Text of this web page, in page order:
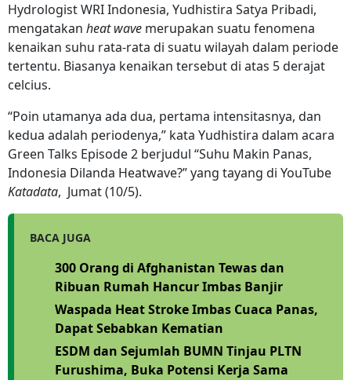
Hydrologist WRI Indonesia, Yudhistira Satya Pribadi,
mengatakan heat wave merupakan suatu fenomena
kenaikan suhu rata-rata di suatu wilayah dalam periode
tertentu. Biasanya kenaikan tersebut di atas 5 derajat
celcius.
“Poin utamanya ada dua, pertama intensitasnya, dan
kedua adalah periodenya,” kata Yudhistira dalam acara
Green Talks Episode 2 berjudul “Suhu Makin Panas,
Indonesia Dilanda Heatwave?” yang tayang di YouTube
Katadata, Jumat (10/5).
BACA JUGA
300 Orang di Afghanistan Tewas dan
Ribuan Rumah Hancur Imbas Banjir
Waspada Heat Stroke Imbas Cuaca Panas,
Dapat Sebabkan Kematian
ESDM dan Sejumlah BUMN Tinjau PLTN
Furushima, Buka Potensi Kerja Sama